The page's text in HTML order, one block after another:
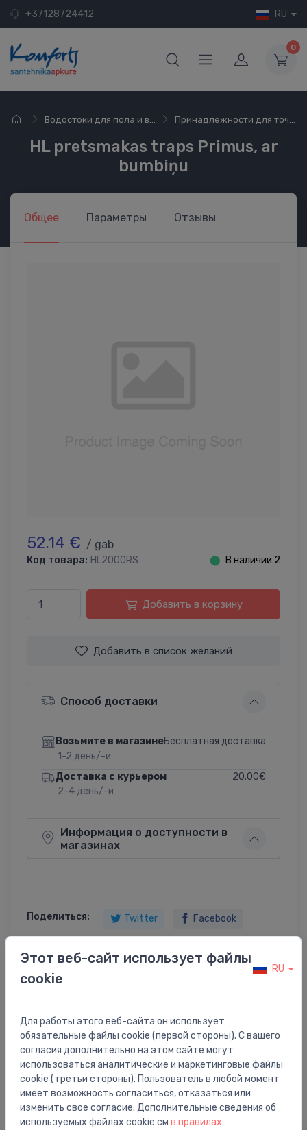
+37128724412 RU
0
Водостоки для пола и в... Принадлежности для точ...
HL pretsmakas traps Primus, ar
bumbiņu
Общее Параметры Отзывы
52.14 € / gab
Код товара: HL2000RS ⬤ В наличии 2
Добавить в корзину
Добавить в список желаний
Способ доставки
Возьмите в магазине
1-2 день/-и
Бесплатная доставка
Доставка с курьером
2-4 день/-и
20.00€
Информация о доступности в
магазинах
Поделиться: Twitter Facebook
HL pretsmakas traps Primus, ar bumbiņu
Вам также может понравиться
Этот веб-сайт использует файлы
cookie
RU
Для работы этого веб-сайта он использует
обязательные файлы cookie (первой стороны). С вашего
согласия дополнительно на этом сайте могут
использоваться аналитические и маркетинговые файлы
cookie (третьи стороны). Пользователь в любой момент
имеет возможность согласиться, отказаться или
изменить свое согласие. Дополнительные сведения об
используемых файлах cookie см в правилах